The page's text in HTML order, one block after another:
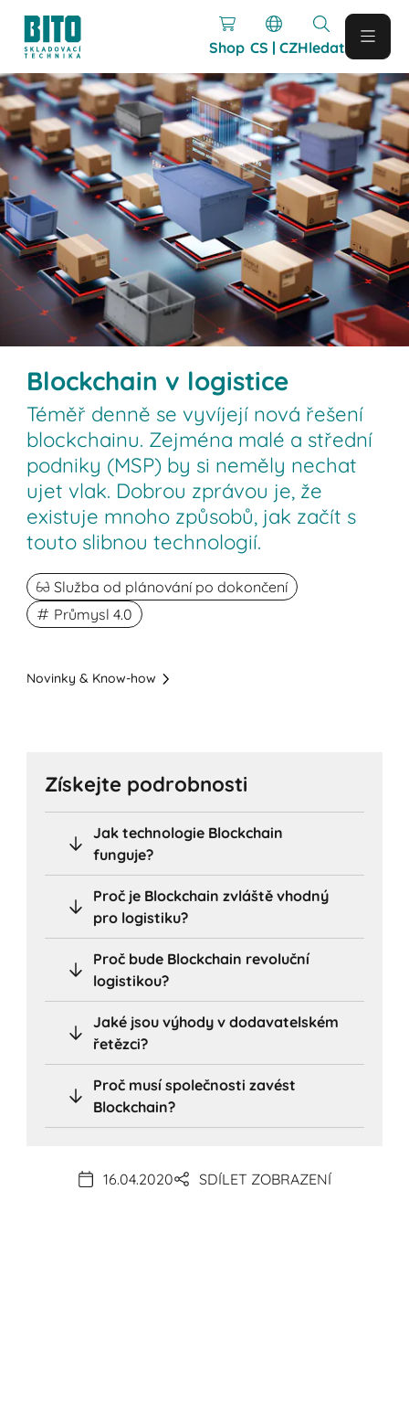
Shop CS | CZHledat
Blockchain v logistice
Téměř denně se vyvíjejí nová řešení
blockchainu. Zejména malé a střední
podniky (MSP) by si neměly nechat
ujet vlak. Dobrou zprávou je, že
existuje mnoho způsobů, jak začít s
touto slibnou technologií.
Služba od plánování po dokončení
Průmysl 4.0
Novinky & Know-how
Získejte podrobnosti
Jak technologie Blockchain
funguje?
Proč je Blockchain zvláště vhodný
pro logistiku?
Proč bude Blockchain revoluční
logistikou?
Jaké jsou výhody v dodavatelském
řetězci?
Proč musí společnosti zavést
Blockchain?
16.04.2020 SDÍLET ZOBRAZENÍ